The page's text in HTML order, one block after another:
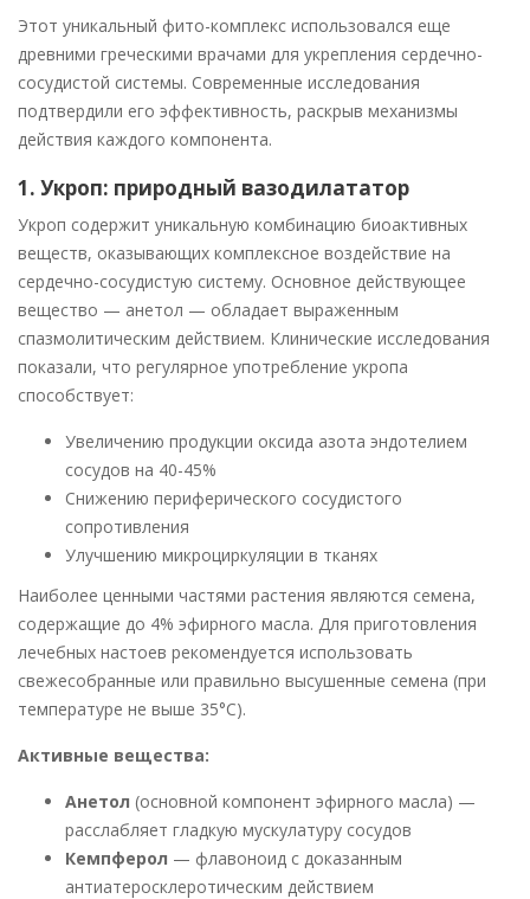
Этот уникальный фито-комплекс использовался еще
древними греческими врачами для укрепления сердечно-
сосудистой системы. Современные исследования
подтвердили его эффективность, раскрыв механизмы
действия каждого компонента.
1. Укроп: природный вазодилататор
Укроп содержит уникальную комбинацию биоактивных
веществ, оказывающих комплексное воздействие на
сердечно-сосудистую систему. Основное действующее
вещество — анетол — обладает выраженным
спазмолитическим действием. Клинические исследования
показали, что регулярное употребление укропа
способствует:
Увеличению продукции оксида азота эндотелием
сосудов на 40-45%
Снижению периферического сосудистого
сопротивления
Улучшению микроциркуляции в тканях
Наиболее ценными частями растения являются семена,
содержащие до 4% эфирного масла. Для приготовления
лечебных настоев рекомендуется использовать
свежесобранные или правильно высушенные семена (при
температуре не выше 35°C).
Активные вещества:
Анетол (основной компонент эфирного масла) —
расслабляет гладкую мускулатуру сосудов
Кемпферол — флавоноид с доказанным
антиатеросклеротическим действием